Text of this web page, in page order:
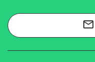
mail_outline